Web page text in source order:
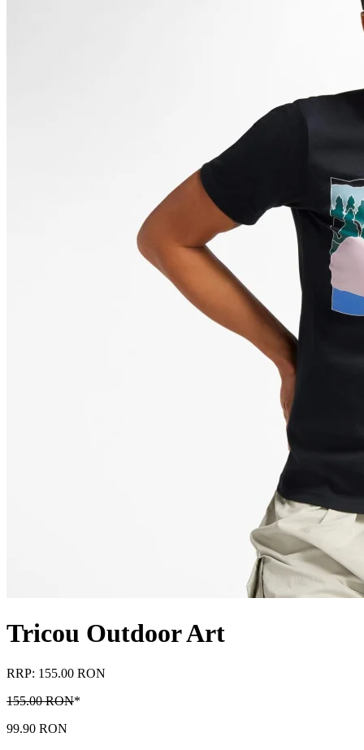
Tricou Outdoor Art
RRP: 155.00 RON
155.00 RON*
99.90 RON